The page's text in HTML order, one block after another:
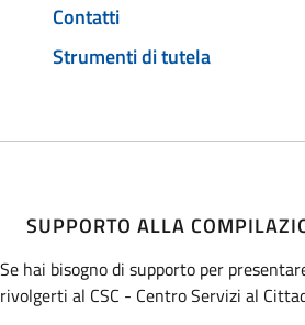
Contatti
Strumenti di tutela
SUPPORTO ALLA
Se hai bisogno di supporto per
rivolgerti al CSC - Centro Servizi al